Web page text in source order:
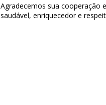
Agradecemos sua cooperação
saudável, enriquecedor e